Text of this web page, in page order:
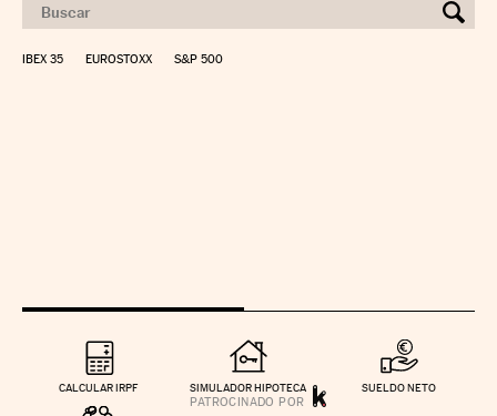
IBEX 35 EUROSTOXX S&P 500
CALCULAR IRPF SIMULADOR HIPOTECA SUELDO NETO